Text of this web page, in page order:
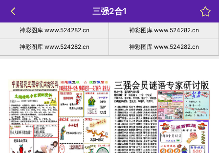
三强2合1
神彩图库 www.524282.cn 神彩图库 www.524282.cn
神彩图库 www.524282.cn 神彩图库 www.524282.cn